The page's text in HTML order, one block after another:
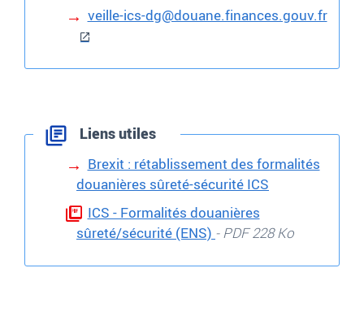
veille-ics-dg@douane.finances.gouv.fr
Liens utiles
Brexit : rétablissement des formalités
douanières sûreté-sécurité ICS
ICS - Formalités douanières
sûreté/sécurité (ENS) - PDF 228 Ko